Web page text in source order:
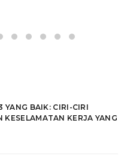
YANG BAIK: CIRI-CIRI
KESELAMATAN KERJA YANG